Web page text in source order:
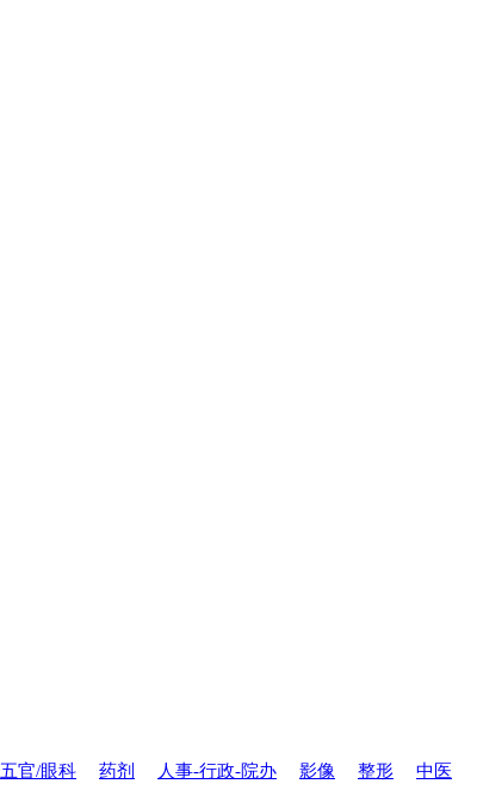
五官/眼科 药剂 人事-行政-院办 影像 整形
中医